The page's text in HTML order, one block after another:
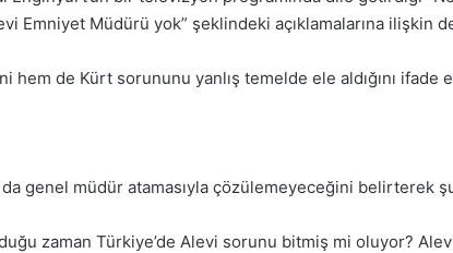
Emniyet Müdürü yok” şeklindeki açıklamalarına ilişkin
hem de Kürt sorununu yanlış temelde ele aldığını ifade
genel müdür atamasıyla çözülemeyeceğini belirterek
zaman Türkiye’de Alevi sorunu bitmiş mi oluyor?